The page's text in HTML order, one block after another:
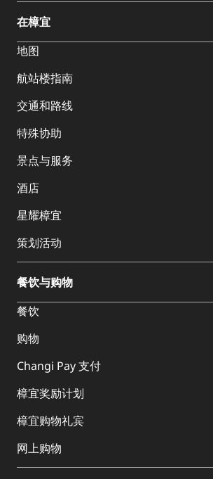
言:
在樟宜
地图
航站楼指南
交通和路线
特殊协助
景点与服务
酒店
星耀樟宜
策划活动
餐饮与购物
餐饮
购物
Changi Pay 支付
樟宜奖励计划
樟宜购物礼宾
网上购物